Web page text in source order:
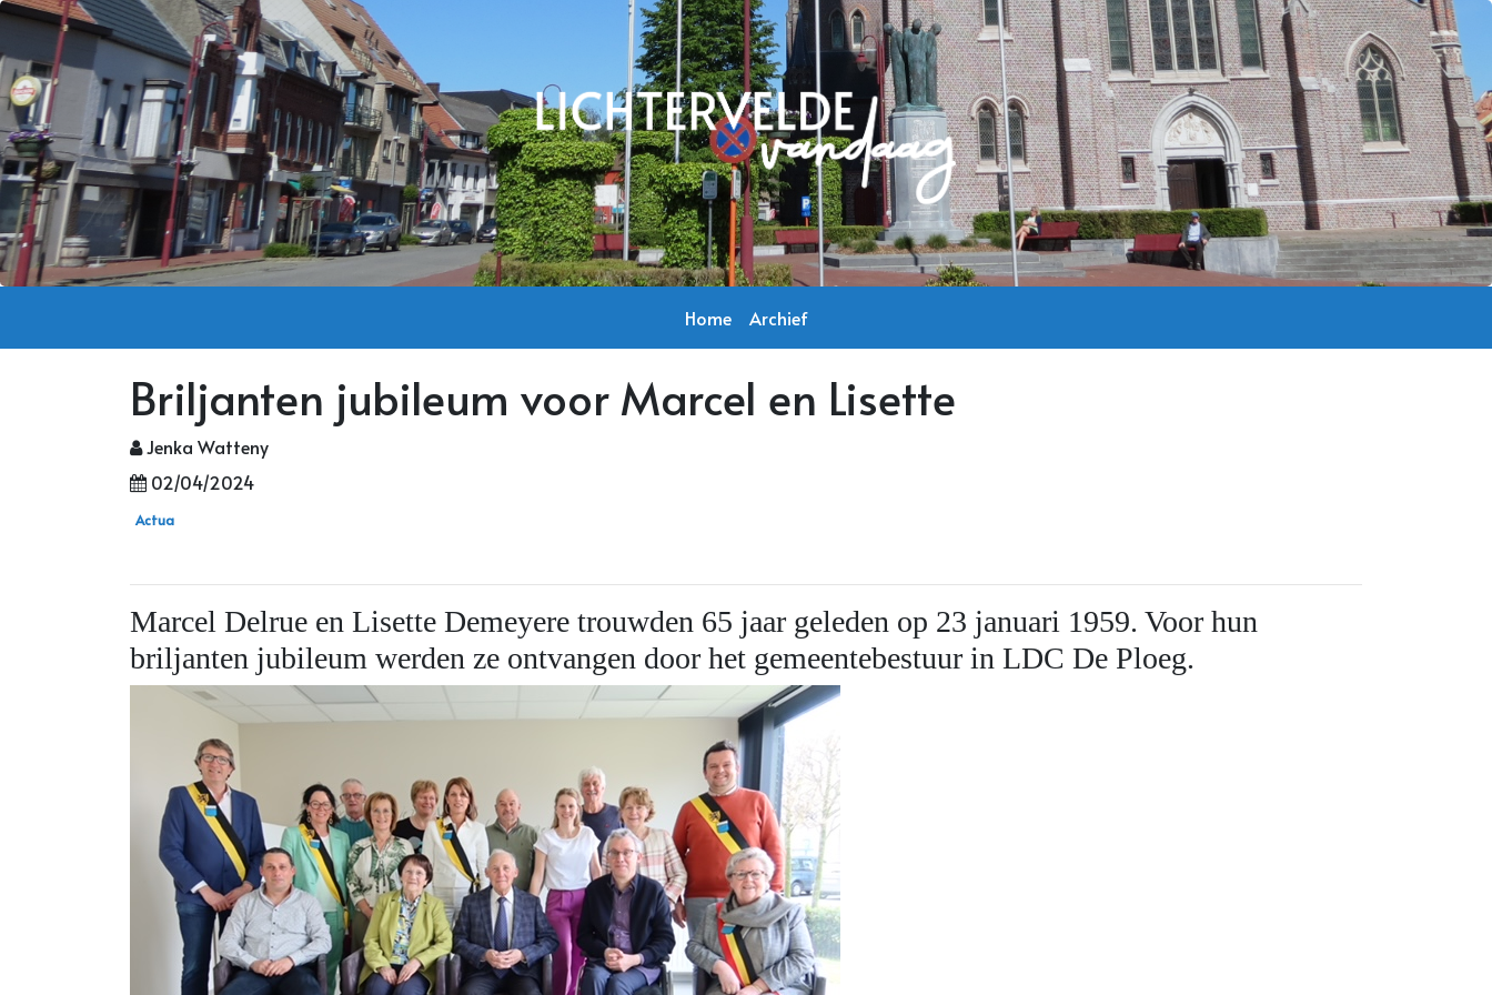
Home Archief
Briljanten jubileum voor Marcel en Lisette
Jenka Watteny
02/04/2024
Actua
Marcel Delrue en Lisette Demeyere trouwden 65 jaar geleden op 23 januari 1959. Voor hun
briljanten jubileum werden ze ontvangen door het gemeentebestuur in LDC De Ploeg.